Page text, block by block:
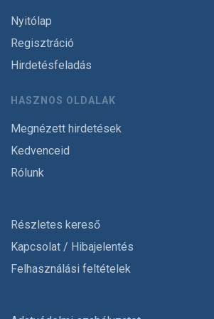
Nyitólap
Regisztráció
Hirdetésfeladás
HASZNOS OLDALAK
Megnézett hirdetések
Kedvenceid
Rólunk
Részletes kereső
Kapcsolat / Hibajelentés
Felhasználási feltételek